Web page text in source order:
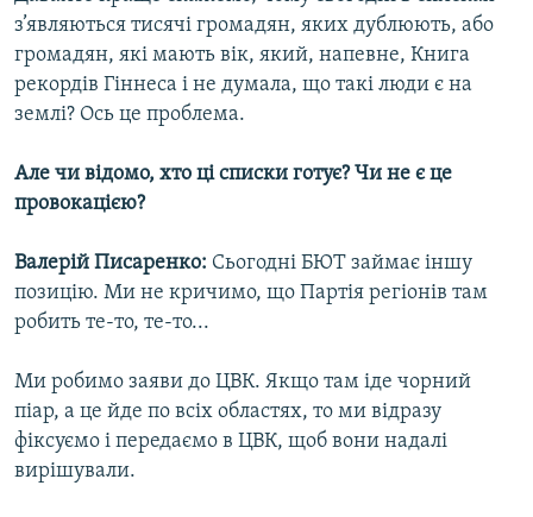
з’являються тисячі громадян, яких дублюють, або
громадян, які мають вік, який, напевне, Книга
рекордів Гіннеса і не думала, що такі люди є на
землі? Ось це проблема.
Але чи відомо, хто ці списки готує? Чи не є це
провокацією?
Валерій Писаренко: Сьогодні БЮТ займає іншу
позицію. Ми не кричимо, що Партія регіонів там
робить те-то, те-то...
Ми робимо заяви до ЦВК. Якщо там іде чорний
піар, а це йде по всіх областях, то ми відразу
фіксуємо і передаємо в ЦВК, щоб вони надалі
вирішували.